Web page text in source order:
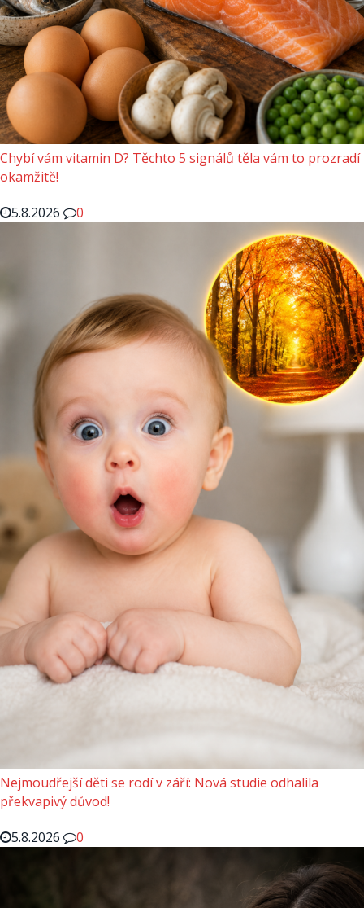
Chybí vám vitamin D? Těchto 5 signálů těla vám to prozradí
okamžitě!
5.8.2026
0
Nejmoudřejší děti se rodí v září: Nová studie odhalila
překvapivý důvod!
5.8.2026
0